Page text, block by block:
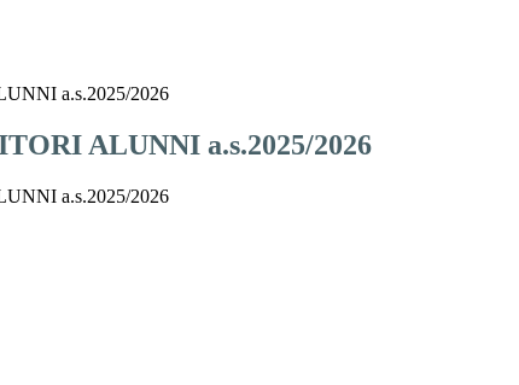
a.s.2025/2026
ALUNNI a.s.2025/2026
a.s.2025/2026